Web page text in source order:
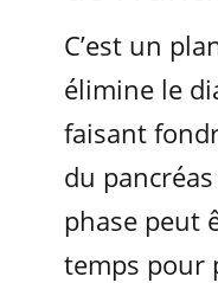
C’est un
élimine le
faisant
du
phase peut
temps pour